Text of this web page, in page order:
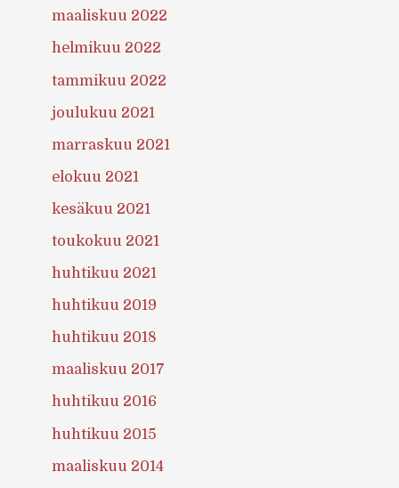
maaliskuu 2022
helmikuu 2022
tammikuu 2022
joulukuu 2021
marraskuu 2021
elokuu 2021
kesäkuu 2021
toukokuu 2021
huhtikuu 2021
huhtikuu 2019
huhtikuu 2018
maaliskuu 2017
huhtikuu 2016
huhtikuu 2015
maaliskuu 2014